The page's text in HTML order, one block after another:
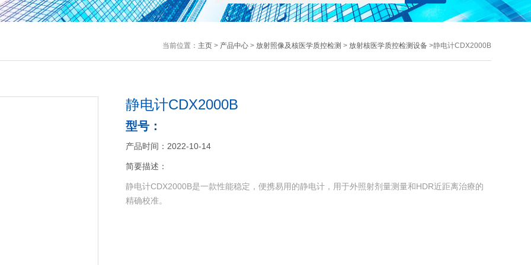
当前位置： 主页> 产品中心> 放射照像及核医学质控检测 > 放射核医学质控检测设备>静电计CDX2000B
静电计CDX2000B
型号：
产品时间：2022-10-14
简要描述：
静电计CDX2000B是一款性能稳定，便携易用的静电计，用于外照射剂量测量和HDR近距离治療的
精确校准。